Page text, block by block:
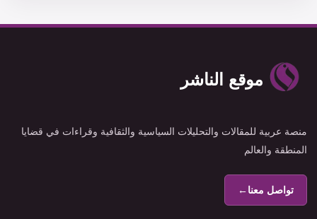
موقع الناشر
منصة عربية للمقالات والتحليلات السياسية والثقافية وقراءات في قضايا
المنطقة والعالم
تواصل معنا←